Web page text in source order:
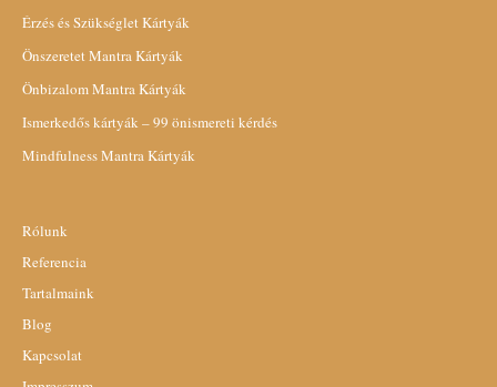
Érzés és Szükséglet Kártyák
Önszeretet Mantra Kártyák
Önbizalom Mantra Kártyák
Ismerkedős kártyák – 99 önismereti kérdés
Mindfulness Mantra Kártyák
Rólunk
Referencia
Tartalmaink
Blog
Kapcsolat